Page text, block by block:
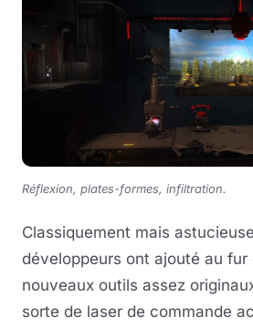
Réflexion, plates-formes, infiltration.
Classiquement mais
développeurs ont ajouté au fur
nouveaux outils assez
sorte de laser de commande